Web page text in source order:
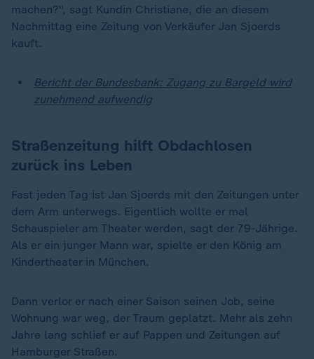
machen?", sagt Kundin Christiane, die an diesem
Nachmittag eine Zeitung von Verkäufer Jan Sjoerds
kauft.
Bericht der Bundesbank: Zugang zu Bargeld wird
zunehmend aufwendig
Straßenzeitung hilft Obdachlosen
zurück ins Leben
Fast jeden Tag ist Jan Sjoerds mit den Zeitungen unter
dem Arm unterwegs. Eigentlich wollte er mal
Schauspieler am Theater werden, sagt der 79-Jährige.
Als er ein junger Mann war, spielte er den König am
Kindertheater in München.
Dann verlor er nach einer Saison seinen Job, seine
Wohnung war weg, der Traum geplatzt. Mehr als zehn
Jahre lang schlief er auf Pappen und Zeitungen auf
Hamburger Straßen.